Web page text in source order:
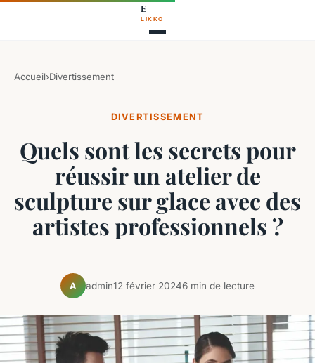
Accueil›Divertissement
DIVERTISSEMENT
Quels sont les secrets pour
réussir un atelier de
sculpture sur glace avec des
artistes professionnels ?
A admin12 février 20246 min de lecture